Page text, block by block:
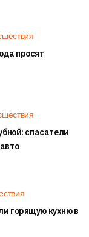
просят
спасатели
горящую кухню в